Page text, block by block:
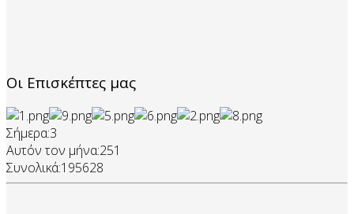
Οι Επισκέπτες μας
Σήμερα:3
Αυτόν τον μήνα:251
Συνολικά:195628